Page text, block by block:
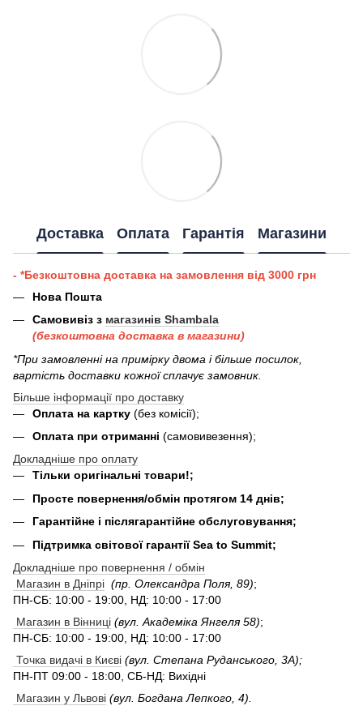
Доставка Оплата Гарантія Магазини
- *Безкоштовна доставка на замовлення від 3000 грн
Нова Пошта
Самовивіз з магазинів Shambala
(безкоштовна доставка в магазини)
*При замовленні на примірку двома і більше посилок,
вартість доставки кожної сплачує замовник.
Більше інформації про доставку
Оплата на картку (без комісії);
Оплата при отриманні (самовивезення);
Докладніше про оплату
Тільки оригінальні товари!;
Просте повернення/обмін протягом 14 днів;
Гарантійне і післягарантійне обслуговування;
Підтримка світової гарантії Sea to Summit;
Докладніше про повернення / обмін
Магазин в Дніпрі (пр. Олександра Поля, 89);
ПН-СБ: 10:00 - 19:00, НД: 10:00 - 17:00
Магазин в Вінниці (вул. Академіка Янгеля 58);
ПН-СБ: 10:00 - 19:00, НД: 10:00 - 17:00
Точка видачі в Києві (вул. Степана Руданського, 3А);
ПН-ПТ 09:00 - 18:00, СБ-НД: Вихідні
Магазин у Львові (вул. Богдана Лепкого, 4).